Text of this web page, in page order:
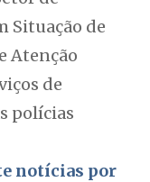
Situação de
Atenção
de
polícias
notícias por